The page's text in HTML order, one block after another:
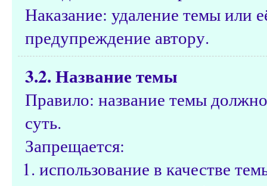
Наказание: удаление темы или
предупреждение автору.
3.2. Название темы
Правило: название темы
суть.
Запрещается:
использование в качестве